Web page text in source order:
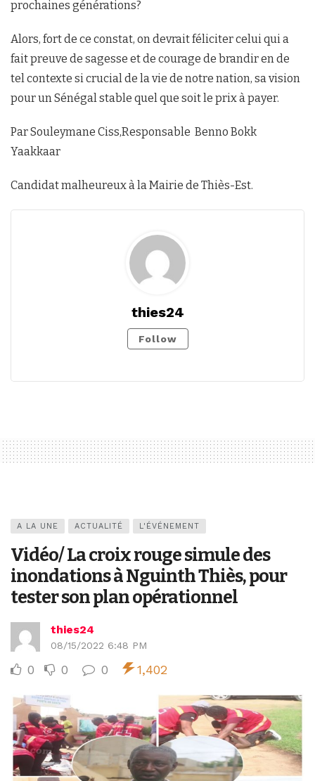
prochaines générations?
Alors, fort de ce constat, on devrait féliciter celui qui a
fait preuve de sagesse et de courage de brandir en de
tel contexte si crucial de la vie de notre nation, sa vision
pour un Sénégal stable quel que soit le prix à payer.
Par Souleymane Ciss,Responsable Benno Bokk
Yaakkaar
Candidat malheureux à la Mairie de Thiès-Est.
thies24
Follow
A LA UNE ACTUALITÉ L'ÉVÉNEMENT
Vidéo/ La croix rouge simule des
inondations à Nguinth Thiès, pour
tester son plan opérationnel
thies24
08/15/2022 6:48 PM
0 0 0 1,402